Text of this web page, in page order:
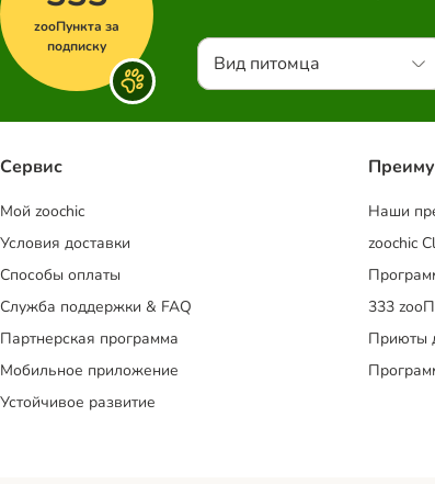
zooПункта за
подписку
Вид питомца
Сервис
Mой zoochic
Условия доставки
Способы оплаты
Служба поддержки & FAQ
Партнерская программа
Мобильное приложение
Устойчивое развитие
Наши
zoochic
333
Приюты